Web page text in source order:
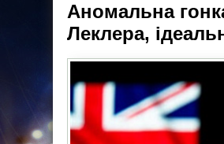
Аномальна
Леклера,